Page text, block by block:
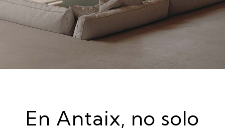
En Antaix, no solo